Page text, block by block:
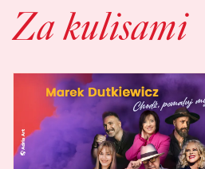
Za kulisami